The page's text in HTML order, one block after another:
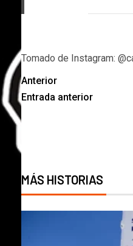
Tomado de Instagram:
Anterior
Entrada anterior
MÁS HISTORIAS